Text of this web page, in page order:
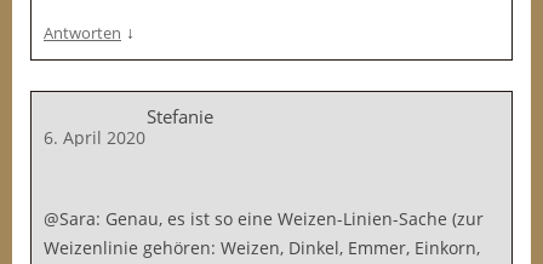
Antworten ↓
Stefanie
6. April 2020
@Sara: Genau, es ist so eine Weizen-Linien-Sache (zur
Weizenlinie gehören: Weizen, Dinkel, Emmer, Einkorn,